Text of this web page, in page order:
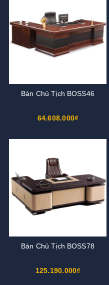
Bàn Chủ Tịch BOSS46
64.608.000₫
Bàn Chủ Tịch BOSS78
125.190.000₫